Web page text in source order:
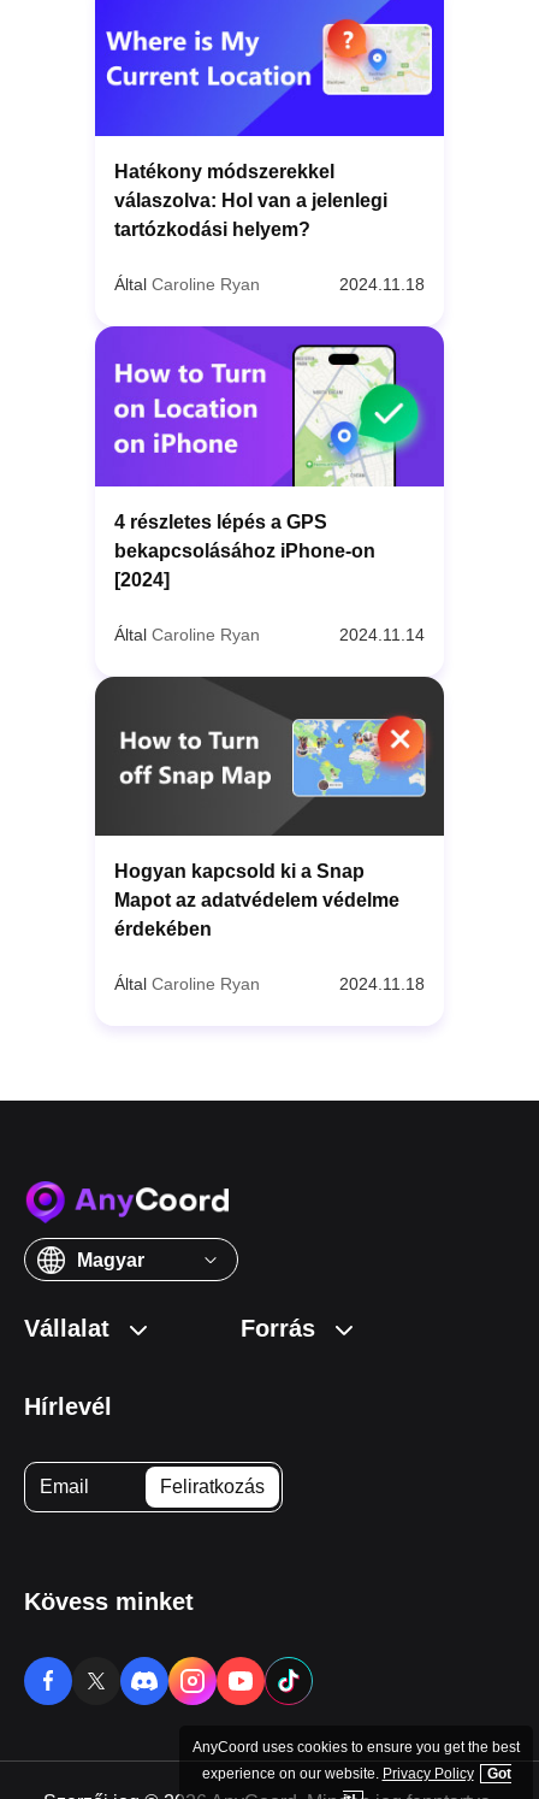
Hatékony módszerekkel
válaszolva: Hol van a jelenlegi
tartózkodási helyem?
Által Caroline Ryan 2024.11.18
4 részletes lépés a GPS
bekapcsolásához iPhone-on
[2024]
Által Caroline Ryan 2024.11.14
Hogyan kapcsold ki a Snap
Mapot az adatvédelem védelme
érdekében
Által Caroline Ryan 2024.11.18
Magyar
Vállalat Forrás
Hírlevél
Kövess minket
AnyCoord uses cookies to ensure you get the best
experience on our website. Privacy Policy
Got